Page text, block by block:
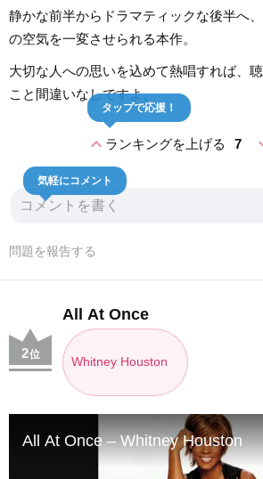
静かな前半からドラマティックな後半へ
の空気を一変させられる本作。
大切な人への思いを込めて熱唱すれば、
こと間違いなしですよ。
expand_lessランキングを上げる 7
タップで応援！
気軽にコメント
問題を報告する
All At Once
Whitney Houston
2位
All At Once – Whitney Houston